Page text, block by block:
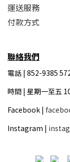
運送服務
付款方式
聯絡我們
電話 | 852-9385
時間 | 星期一至五
Facebook |
Instagram |